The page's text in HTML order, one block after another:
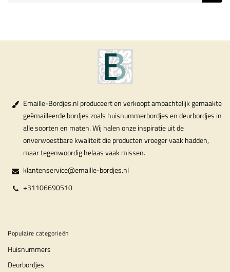
Emaille-Bordjes.nl produceert en verkoopt ambachtelijk gemaakte
geëmailleerde bordjes zoals huisnummerbordjes en deurbordjes in
alle soorten en maten. Wij halen onze inspiratie uit de
onverwoestbare kwaliteit die producten vroeger vaak hadden,
maar tegenwoordig helaas vaak missen.
klantenservice@emaille-bordjes.nl
+31106690510
Populaire categorieën
Huisnummers
Deurbordjes